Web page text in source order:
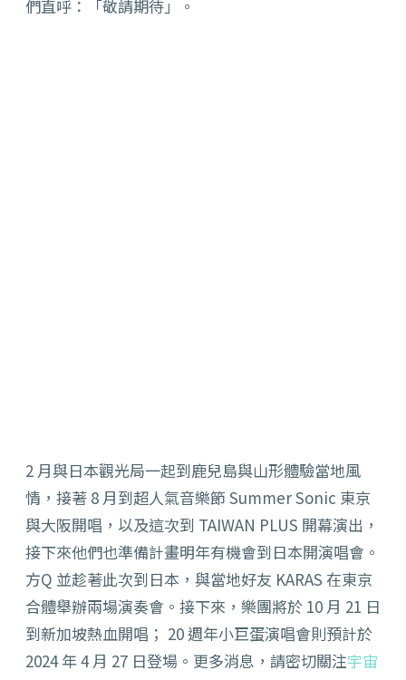
們直呼：「敬請期待」。
2 月與日本觀光局一起到鹿兒島與山形體驗當地風
情，接著 8 月到超人氣音樂節 Summer Sonic 東京
與大阪開唱，以及這次到 TAIWAN PLUS 開幕演出，
接下來他們也準備計畫明年有機會到日本開演唱會。
方Q 並趁著此次到日本，與當地好友 KARAS 在東京
合體舉辦兩場演奏會。接下來，樂團將於 10 月 21 日
到新加坡熱血開唱； 20 週年小巨蛋演唱會則預計於
2024 年 4 月 27 日登場。更多消息，請密切關注宇宙